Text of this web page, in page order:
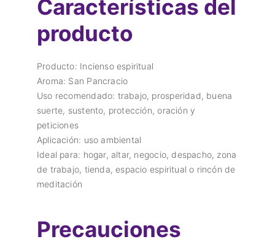
Características del
producto
Producto: Incienso espiritual
Aroma: San Pancracio
Uso recomendado: trabajo, prosperidad, buena
suerte, sustento, protección, oración y
peticiones
Aplicación: uso ambiental
Ideal para: hogar, altar, negocio, despacho, zona
de trabajo, tienda, espacio espiritual o rincón de
meditación
Precauciones